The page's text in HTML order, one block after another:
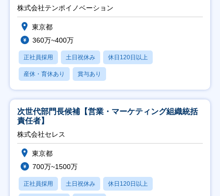
株式会社テンポイノベーション
東京都
360万~400万
正社員採用 土日祝休み 休日120日以上
産休・育休あり 賞与あり
次世代部門長候補【営業・マーケティング組織統括
責任者】
株式会社セレス
東京都
700万~1500万
正社員採用 土日祝休み 休日120日以上